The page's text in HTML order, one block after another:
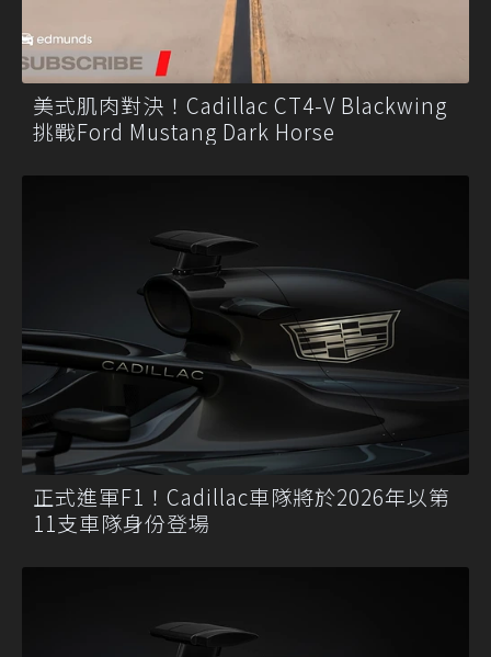
美式肌肉對決！Cadillac CT4-V Blackwing
挑戰Ford Mustang Dark Horse
正式進軍F1！Cadillac車隊將於2026年以第
11支車隊身份登場